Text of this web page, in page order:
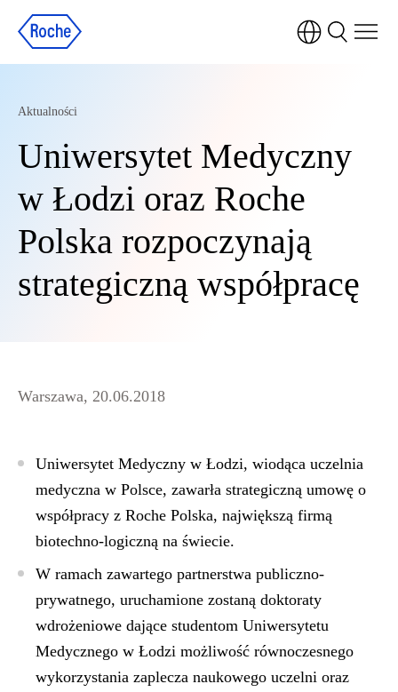
Aktualności
Uniwersytet Medyczny
w Łodzi oraz Roche
Polska rozpoczynają
strategiczną współpracę
Warszawa, 20.06.2018
Uniwersytet Medyczny w Łodzi, wiodąca uczelnia
medyczna w Polsce, zawarła strategiczną umowę o
współpracy z Roche Polska, największą firmą
biotechno-logiczną na świecie.
W ramach zawartego partnerstwa publiczno-
prywatnego, uruchamione zostaną doktoraty
wdrożeniowe dające studentom Uniwersytetu
Medycznego w Łodzi możliwość równoczesnego
wykorzystania zaplecza naukowego uczelni oraz